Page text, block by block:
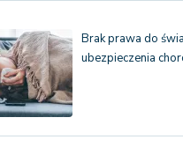
Brak prawa do
ubezpieczenia